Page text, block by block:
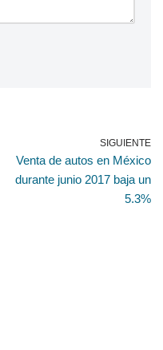
SIGUIENTE
Venta de autos en México
durante junio 2017 baja un
5.3%